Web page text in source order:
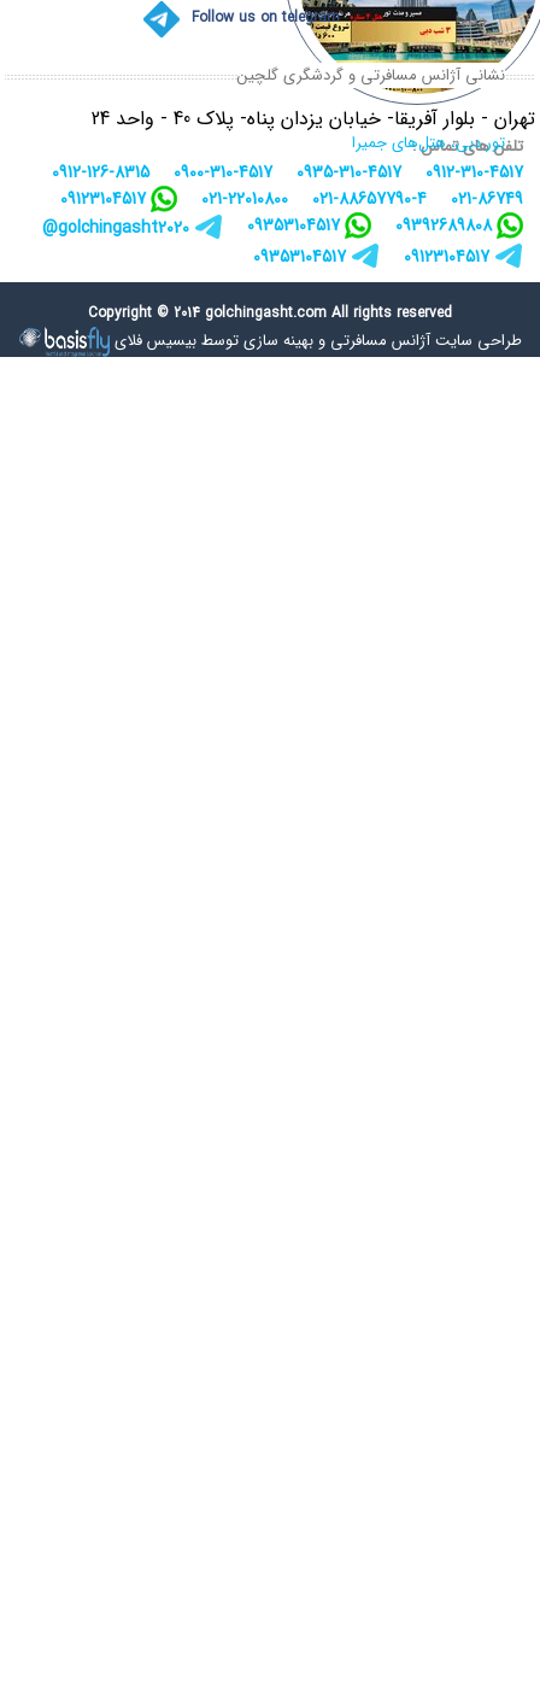
تور دبی، هتل‌های جمیرا
Follow us on telegram
نشانی آژانس مسافرتی و گردشگری گلچین
تهران - بلوار آفریقا- خیابان یزدان پناه- پلاک 40 - واحد 24
تلفن های تماس :
0912-310-4517
0935-310-4517
0900-310-4517
0912-126-8315
021-86749
021-88657790-4
021-22010800
09123104517
09392689808
09353104517
golchingasht2020@
09123104517
09353104517
Copyright © 2014 golchingasht.com All rights reserved
طراحی سایت آژانس مسافرتی وبهینه سازی توسط بیسیس فلای